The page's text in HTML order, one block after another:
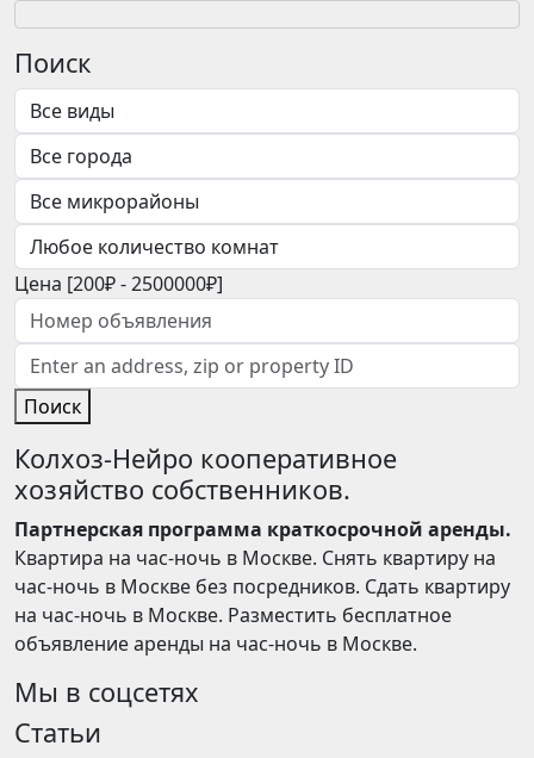
Поиск
Цена [200₽-2500000₽]
Поиск
Колхоз-Нейро кооперативное
хозяйство собственников.
Партнерская программа краткосрочной аренды.
Квартира на час-ночь в Москве. Снять квартиру на
час-ночь в Москве без посредников. Сдать квартиру
на час-ночь в Москве. Разместить бесплатное
объявление аренды на час-ночь в Москве.
Мы в соцсетях
Статьи